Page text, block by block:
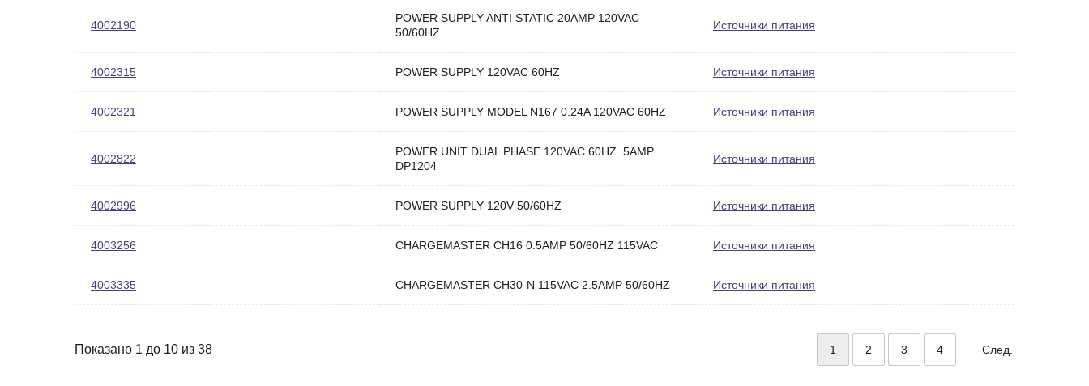
4002190
POWER SUPPLY ANTI STATIC 20AMP 120VAC
50/60HZ
Источники питания
4002315 POWER SUPPLY 120VAC 60HZ Источники питания
4002321 POWER SUPPLY MODEL N167 0.24A 120VAC 60HZ Источники питания
4002822
POWER UNIT DUAL PHASE 120VAC 60HZ .5AMP
DP1204
Источники питания
4002996 POWER SUPPLY 120V 50/60HZ Источники питания
4003256 CHARGEMASTER CH16 0.5AMP 50/60HZ 115VAC Источники питания
4003335 CHARGEMASTER CH30-N 115VAC 2.5AMP 50/60HZ Источники питания
Показано 1 до 10 из 38 1 2 3 4 След.